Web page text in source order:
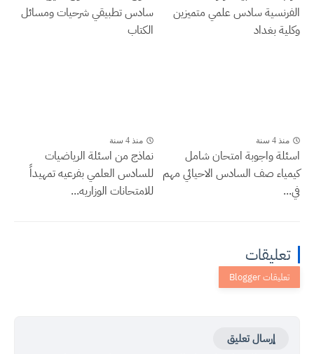
الفرنسية سادس علمي متميزين
وكلية بغداد
سادس تطبيقي شرحيات ومسائل
الكتاب
منذ 4 سنة
اسئلة واجوبة امتحان شامل
كيمياء صف السادس الاحيائي مهم
في...
منذ 4 سنة
نماذج من اسئلة الرياضيات
للسادس العلمي بفرعيه تمهيداً
للامتحانات الوزاريه...
تعليقات
إرسال تعليق